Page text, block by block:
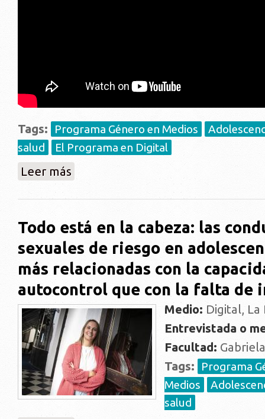
Tags: Programa Género en Medios
salud
El Programa en Digital
Leer más
Todo está en la cabeza: las
sexuales de riesgo en
más relacionadas con la
autocontrol que con la falta de
Medio: Digital, La
Entrevistada o
Facultad:
Tags:
Programa
Medios
salud